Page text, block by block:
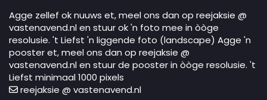
Agge zellef ok nuuws et, meel ons dan op reejaksie @
vastenavend.nl en stuur ok 'n foto mee in òòge
resolusie. 't Liefst 'n liggende foto (landscape) Agge 'n
pooster et, meel ons dan op reejaksie @
vastenavend.nl en stuur de pooster in òòge resolusie. 't
Liefst minimaal 1000 pixels
reejaksie @ vastenavend.nl